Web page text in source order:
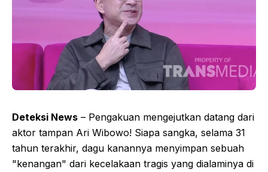
Deteksi News – Pengakuan mengejutkan datang dari
aktor tampan Ari Wibowo! Siapa sangka, selama 31
tahun terakhir, dagu kanannya menyimpan sebuah
"kenangan" dari kecelakaan tragis yang dialaminya di